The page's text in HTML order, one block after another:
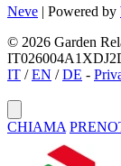
Neve | Powered by
© 2026 Garden
IT /EN /DE -
CHIAMA